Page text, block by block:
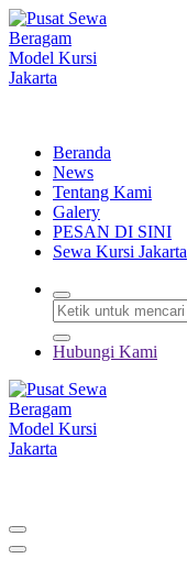
Lewati
ke
konten
Beranda
News
Tentang Kami
Galery
PESAN DI SINI
Sewa Kursi Jakarta
Hubungi Kami